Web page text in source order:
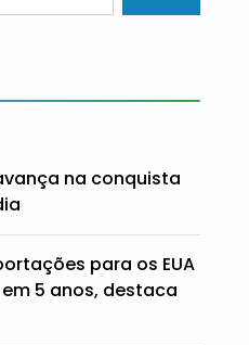
na conquista
para os EUA
5 anos, destaca